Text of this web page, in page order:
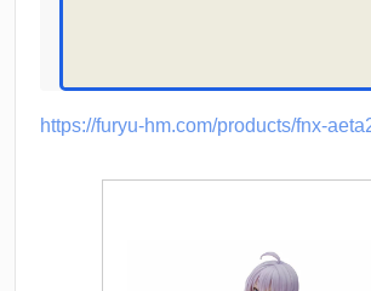
ました！
https://furyu-hm.com/products/fnx-